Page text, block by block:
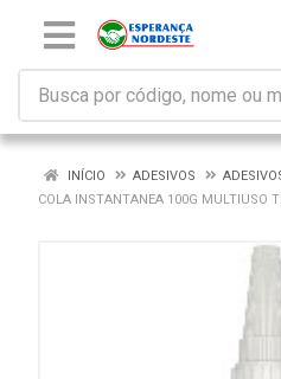
INÍCIO ADESIVOS
COLA INSTANTANEA 100G MULTIUSO